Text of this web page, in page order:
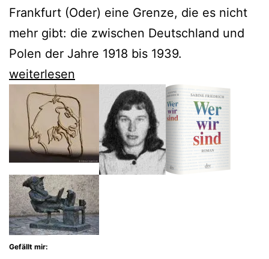
Frankfurt (Oder) eine Grenze, die es nicht
mehr gibt: die zwischen Deutschland und
Polen der Jahre 1918 bis 1939.
Eine
Reise
durch
Polen
entlang
einer
vergessenen
Grenze
weiterlesen
Gefällt mir: